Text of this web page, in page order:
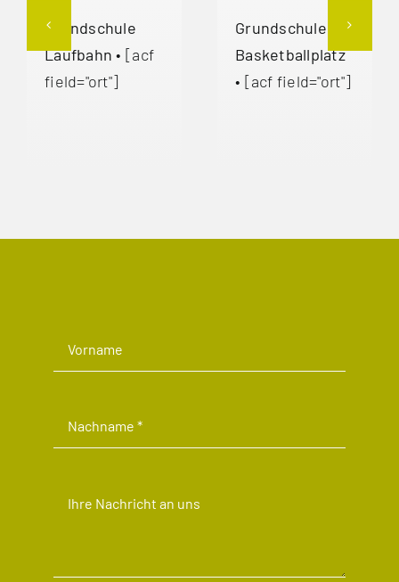
Grundschule
Laufbahn • [acf
field="ort"]
Grundschule
Basketballplatz
• [acf field="ort"]